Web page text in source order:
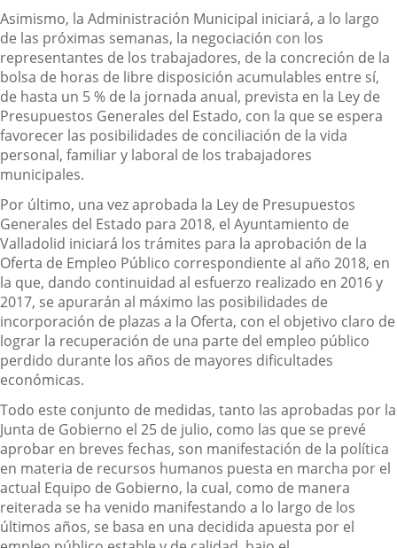
Asimismo, la Administración Municipal iniciará, a lo largo
de las próximas semanas, la negociación con los
representantes de los trabajadores, de la concreción de la
bolsa de horas de libre disposición acumulables entre sí,
de hasta un 5 % de la jornada anual, prevista en la Ley de
Presupuestos Generales del Estado, con la que se espera
favorecer las posibilidades de conciliación de la vida
personal, familiar y laboral de los trabajadores
municipales.
Por último, una vez aprobada la Ley de Presupuestos
Generales del Estado para 2018, el Ayuntamiento de
Valladolid iniciará los trámites para la aprobación de la
Oferta de Empleo Público correspondiente al año 2018, en
la que, dando continuidad al esfuerzo realizado en 2016 y
2017, se apurarán al máximo las posibilidades de
incorporación de plazas a la Oferta, con el objetivo claro de
lograr la recuperación de una parte del empleo público
perdido durante los años de mayores dificultades
económicas.
Todo este conjunto de medidas, tanto las aprobadas por la
Junta de Gobierno el 25 de julio, como las que se prevé
aprobar en breves fechas, son manifestación de la política
en materia de recursos humanos puesta en marcha por el
actual Equipo de Gobierno, la cual, como de manera
reiterada se ha venido manifestando a lo largo de los
últimos años, se basa en una decidida apuesta por el